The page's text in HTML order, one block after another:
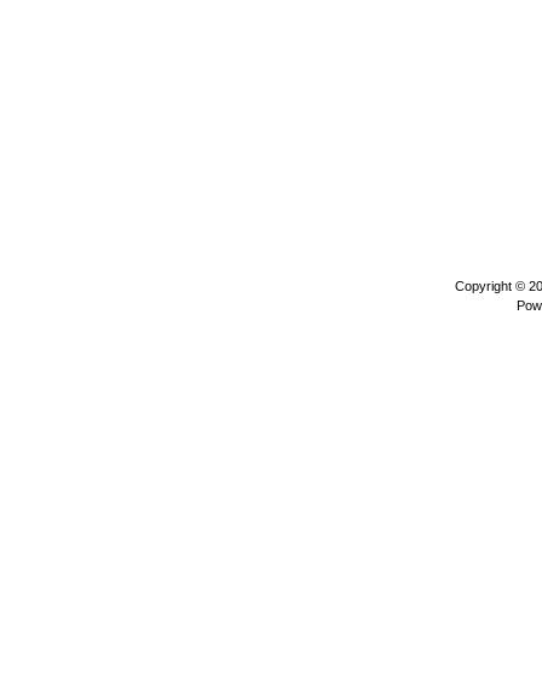
Copyright ©